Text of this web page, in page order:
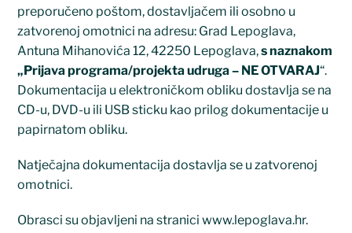
preporučeno poštom, dostavljačem ili osobno u
zatvorenoj omotnici na adresu: Grad Lepoglava,
Antuna Mihanovića 12, 42250 Lepoglava,s naznakom
„Prijava programa/projekta udruga – NE OTVARAJ“.
Dokumentacija u elektroničkom obliku dostavlja se na
CD-u, DVD-u ili USB sticku kao prilog dokumentacije u
papirnatom obliku.
Natječajna dokumentacija dostavlja se u zatvorenoj
omotnici.
Obrasci su objavljeni na stranici www.lepoglava.hr.